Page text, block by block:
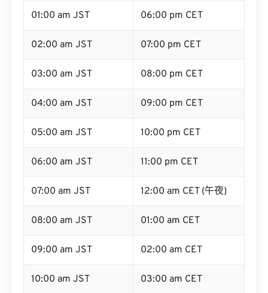
01:00 am JST 06:00 pm CET
02:00 am JST 07:00 pm CET
03:00 am JST 08:00 pm CET
04:00 am JST 09:00 pm CET
05:00 am JST 10:00 pm CET
06:00 am JST 11:00 pm CET
07:00 am JST 12:00 am CET (午夜)
08:00 am JST 01:00 am CET
09:00 am JST 02:00 am CET
10:00 am JST 03:00 am CET